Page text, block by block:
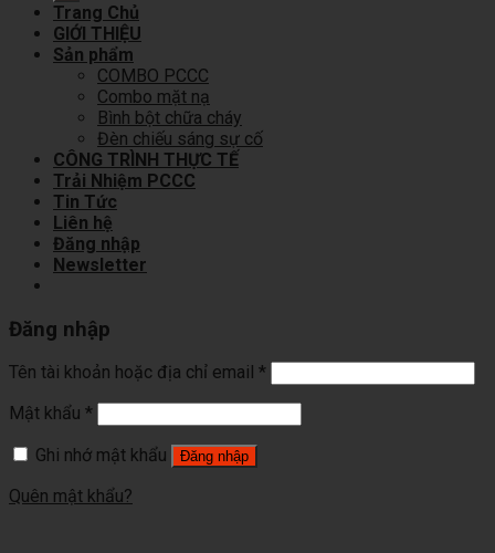
Trang Chủ
GIỚI THIỆU
Sản phẩm
COMBO PCCC
Combo mặt nạ
Bình bột chữa cháy
Đèn chiếu sáng sự cố
CÔNG TRÌNH THỰC TẾ
Trải Nhiệm PCCC
Tin Tức
Liên hệ
Đăng nhập
Newsletter
Đăng nhập
Tên tài khoản hoặc địa chỉ email *
Mật khẩu *
Ghi nhớ mật khẩu
Đăng nhập
Quên mật khẩu?